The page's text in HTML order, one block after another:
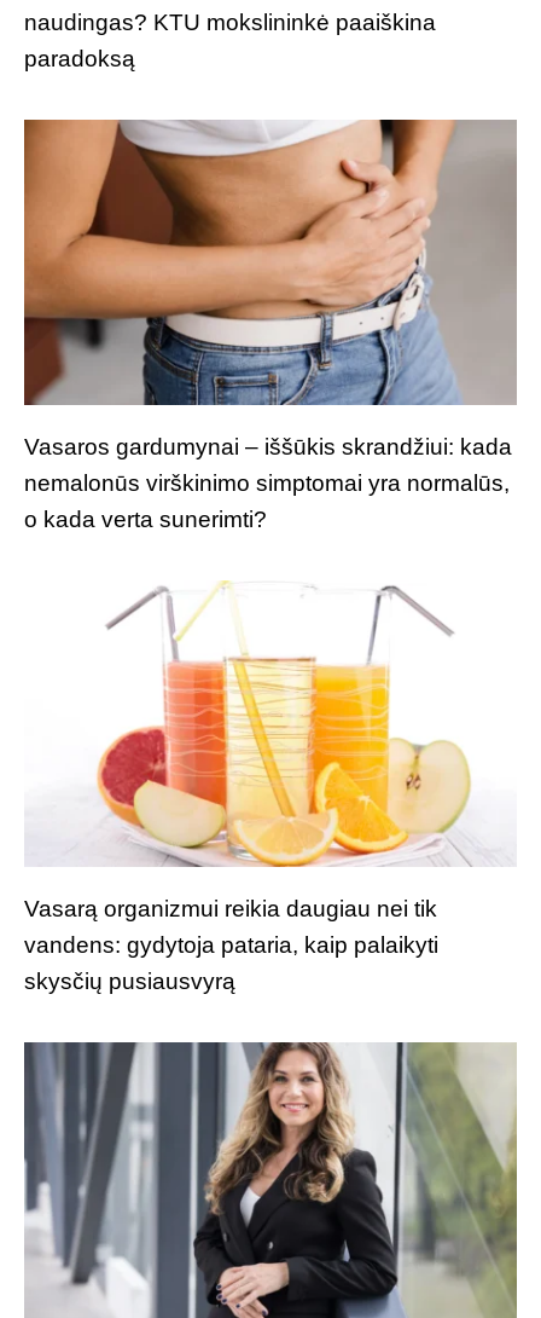
naudingas? KTU mokslininkė paaiškina
paradoksą
Vasaros gardumynai – iššūkis skrandžiui: kada
nemalonūs virškinimo simptomai yra normalūs,
o kada verta sunerimti?
Vasarą organizmui reikia daugiau nei tik
vandens: gydytoja pataria, kaip palaikyti
skysčių pusiausvyrą